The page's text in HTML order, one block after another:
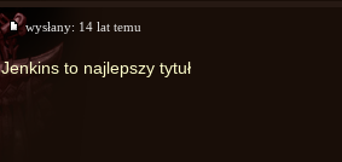
wysłany: 14 lat temu
Jenkins to najlepszy tytuł